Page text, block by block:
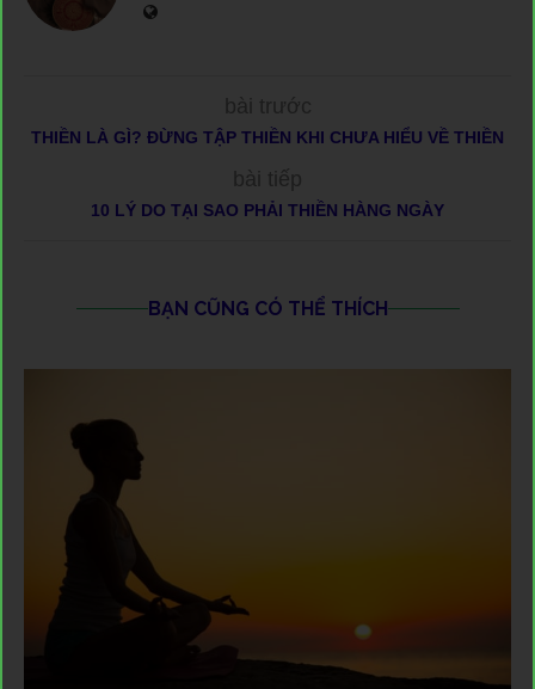
bài trước
THIỀN LÀ GÌ? ĐỪNG TẬP THIỀN KHI CHƯA HIỂU VỀ THIỀN
bài tiếp
10 LÝ DO TẠI SAO PHẢI THIỀN HÀNG NGÀY
BẠN CŨNG CÓ THỂ THÍCH